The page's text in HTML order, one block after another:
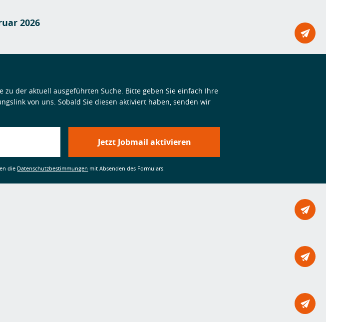
2026 Mailto
zu der aktuell ausgeführten Suche. Bitte geben Sie einfach Ihre
von uns. Sobald Sie diesen aktiviert haben, senden wir
Jetzt Jobmail aktivieren
die Datenschutzbestimmungen mit Absenden des Formulars.
Mailto
Mailto
Mailto